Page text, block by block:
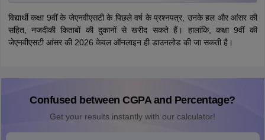
विद्यार्थी कक्षा 9वीं के जेएनवीएसटी के पिछले वर्ष के प्रश्नपत्र, उनके हल और आंसर की
सहित, नजदीकी किताबों की दुकानों से खरीद सकते हैं। हालांकि, कक्षा 9वीं की
जेएनवीएसटी आंसर की 2026 केवल ऑनलाइन ही डाउनलोड की जा सकती है।
Confused between CGPA and Percentage?
Get your results instantly with our calculator!